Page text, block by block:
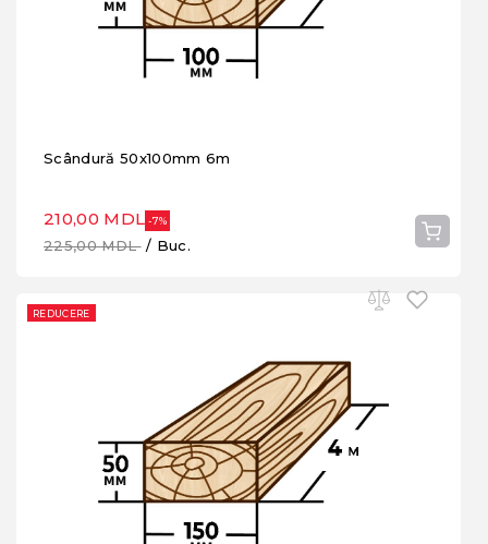
Scândură 50x100mm 6m
210,00 MDL -7%
225,00 MDL/ Buc.
REDUCERE